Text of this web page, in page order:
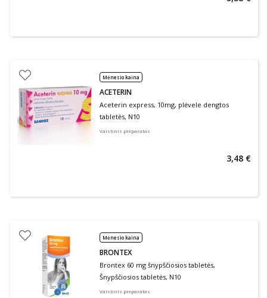
Mėnesio kaina
ACETERIN
Aceterin express, 10mg, plėvele dengtos
tabletės, N10
Vaistinis preparatas
3,48 €
Mėnesio kaina
BRONTEX
Brontex 60 mg šnypščiosios tabletės,
Šnypščiosios tabletės, N10
Vaistinis preparatas